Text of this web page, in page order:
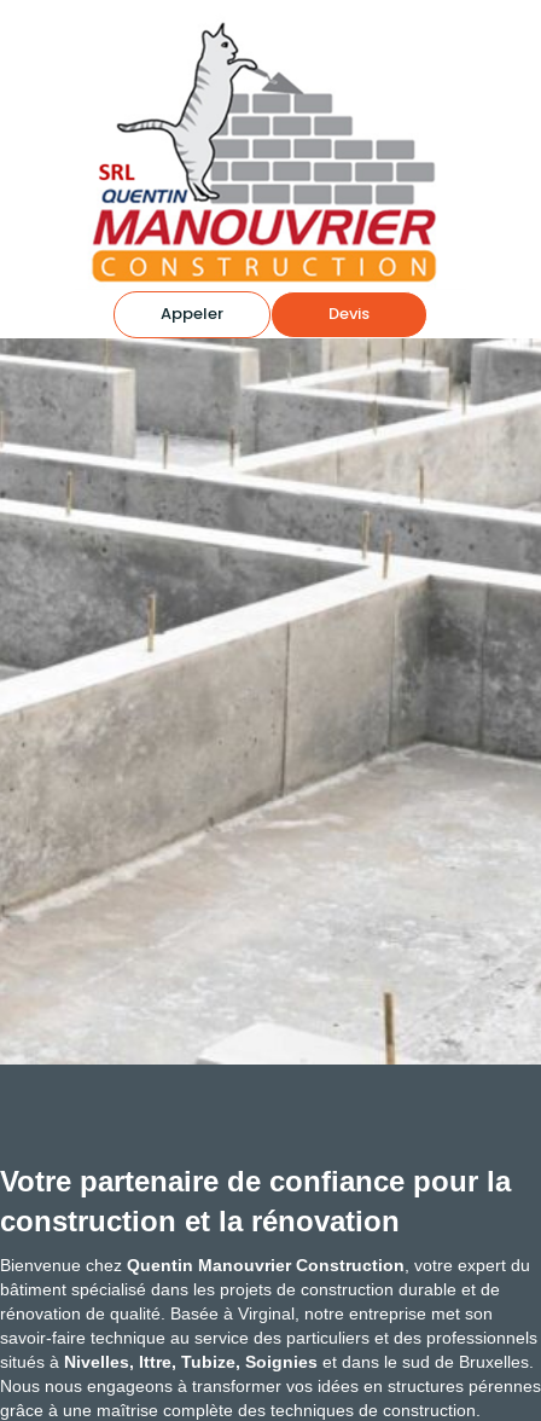
Appeler Devis
Votre partenaire de confiance pour la
construction et la rénovation
Bienvenue chez Quentin Manouvrier Construction , votre expert du
bâtiment spécialisé dans les projets de construction durable et de
rénovation de qualité. Basée à Virginal, notre entreprise met son
savoir-faire technique au service des particuliers et des professionnels
situés à Nivelles, Ittre, Tubize, Soignies et dans le sud de Bruxelles.
Nous nous engageons à transformer vos idées en structures pérennes
grâce à une maîtrise complète des techniques de construction.